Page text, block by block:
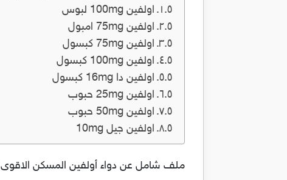
اولفين 100mg لبوس
اولفين 75mg امبول
اولفين 75mg كبسول
اولفين 100mg كبسول
اولفين دا 16mg كبسول
اولفين 25mg حبوب
اولفين 50mg حبوب
اولفين جيل 10mg
ملف شامل عن دواء أولفين المسكن